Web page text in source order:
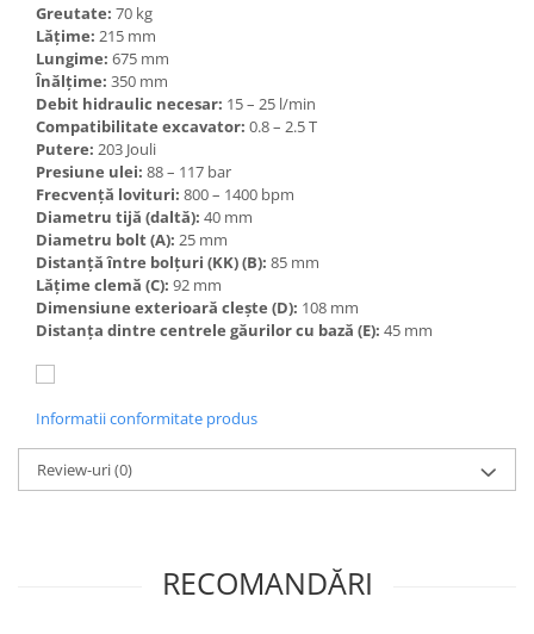
Greutate: 70 kg
Lățime: 215 mm
Lungime: 675 mm
Înălțime: 350 mm
Debit hidraulic necesar: 15 – 25 l/min
Compatibilitate excavator: 0.8 – 2.5 T
Putere: 203 Jouli
Presiune ulei: 88 – 117 bar
Frecvență lovituri: 800 – 1400 bpm
Diametru tijă (daltă): 40 mm
Diametru bolt (A): 25 mm
Distanță între bolțuri (KK) (B): 85 mm
Lățime clemă (C): 92 mm
Dimensiune exterioară clește (D): 108 mm
Distanța dintre centrele găurilor cu bază (E): 45 mm
Informatii conformitate produs
Review-uri(0)
RECOMANDĂRI